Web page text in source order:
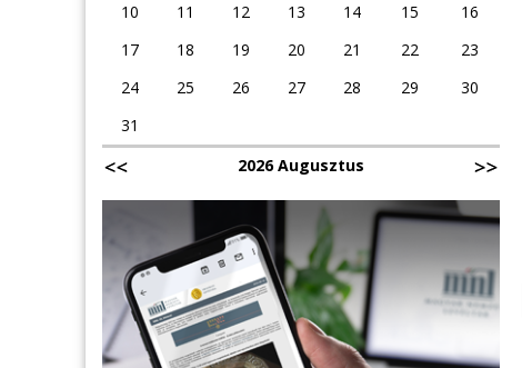
10
11 12 13 14 15
16
17
18 19 20 21 22
23
24
25 26 27 28 29
30
31
2026 Augusztus